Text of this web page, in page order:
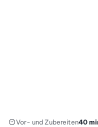
Vor- und Zubereiten40